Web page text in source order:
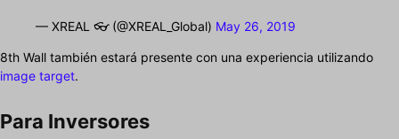
— XREAL 👓 (@XREAL_Global) May 26, 2019
8th Wall también estará presente con una experiencia utilizando
image target.
Para Inversores